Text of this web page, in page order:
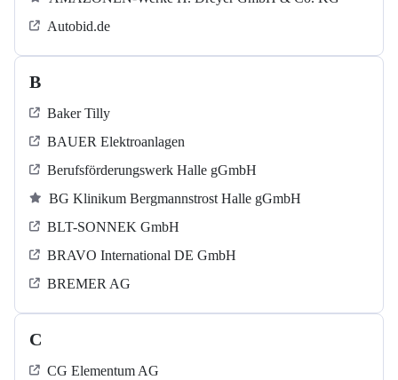
Autobid.de
B
Baker Tilly
BAUER Elektroanlagen
Berufsförderungswerk Halle gGmbH
BG Klinikum Bergmannstrost Halle gGmbH
BLT-SONNEK GmbH
BRAVO International DE GmbH
BREMER AG
C
CG Elementum AG